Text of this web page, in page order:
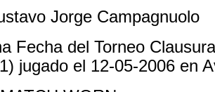
Jorge Campagnuolo
Fecha del Torneo
jugado el 12-05-2006 en